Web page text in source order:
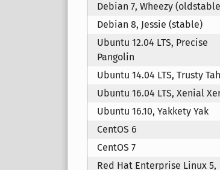
Debian 7, Wheezy
Debian 8, Jessie (stable)
Ubuntu 12.04 LTS, Precise
Pangolin
Ubuntu 14.04 LTS, Trusty
Ubuntu 16.04 LTS, Xenial
Ubuntu 16.10, Yakkety Yak
CentOS 6
CentOS 7
Red Hat Enterprise Linux 5,